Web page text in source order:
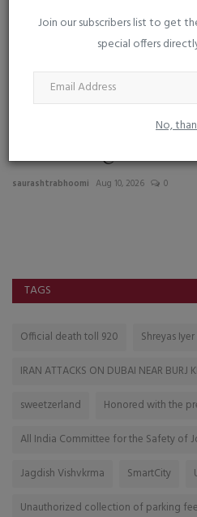
Join our subscribers list to get
special offers
No,
૧૦ ઓગષ્ટ, વિશ્વ સિંહ દિવસ
saurashtrabhoomi Aug 10, 2026 0
TAGS
Official death toll 920
Shreyas
IRAN ATTACKS ON DUBAI NEAR BURJ
sweetzerland
Honored with the
All India Committee for the Safety of
Jagdish Vishvkrma
SmartCity
Unauthorized collection of parking